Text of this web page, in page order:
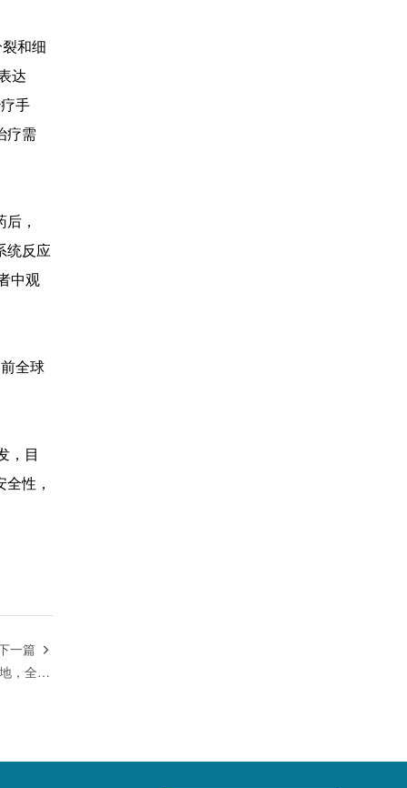
和细
达
手
疗需
，
统反应
中观
全球
，目
性，
一篇 
翰森制药阿美乐®一线治疗医保落地，全面提升用药可及性